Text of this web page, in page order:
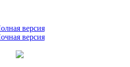
версия
версия